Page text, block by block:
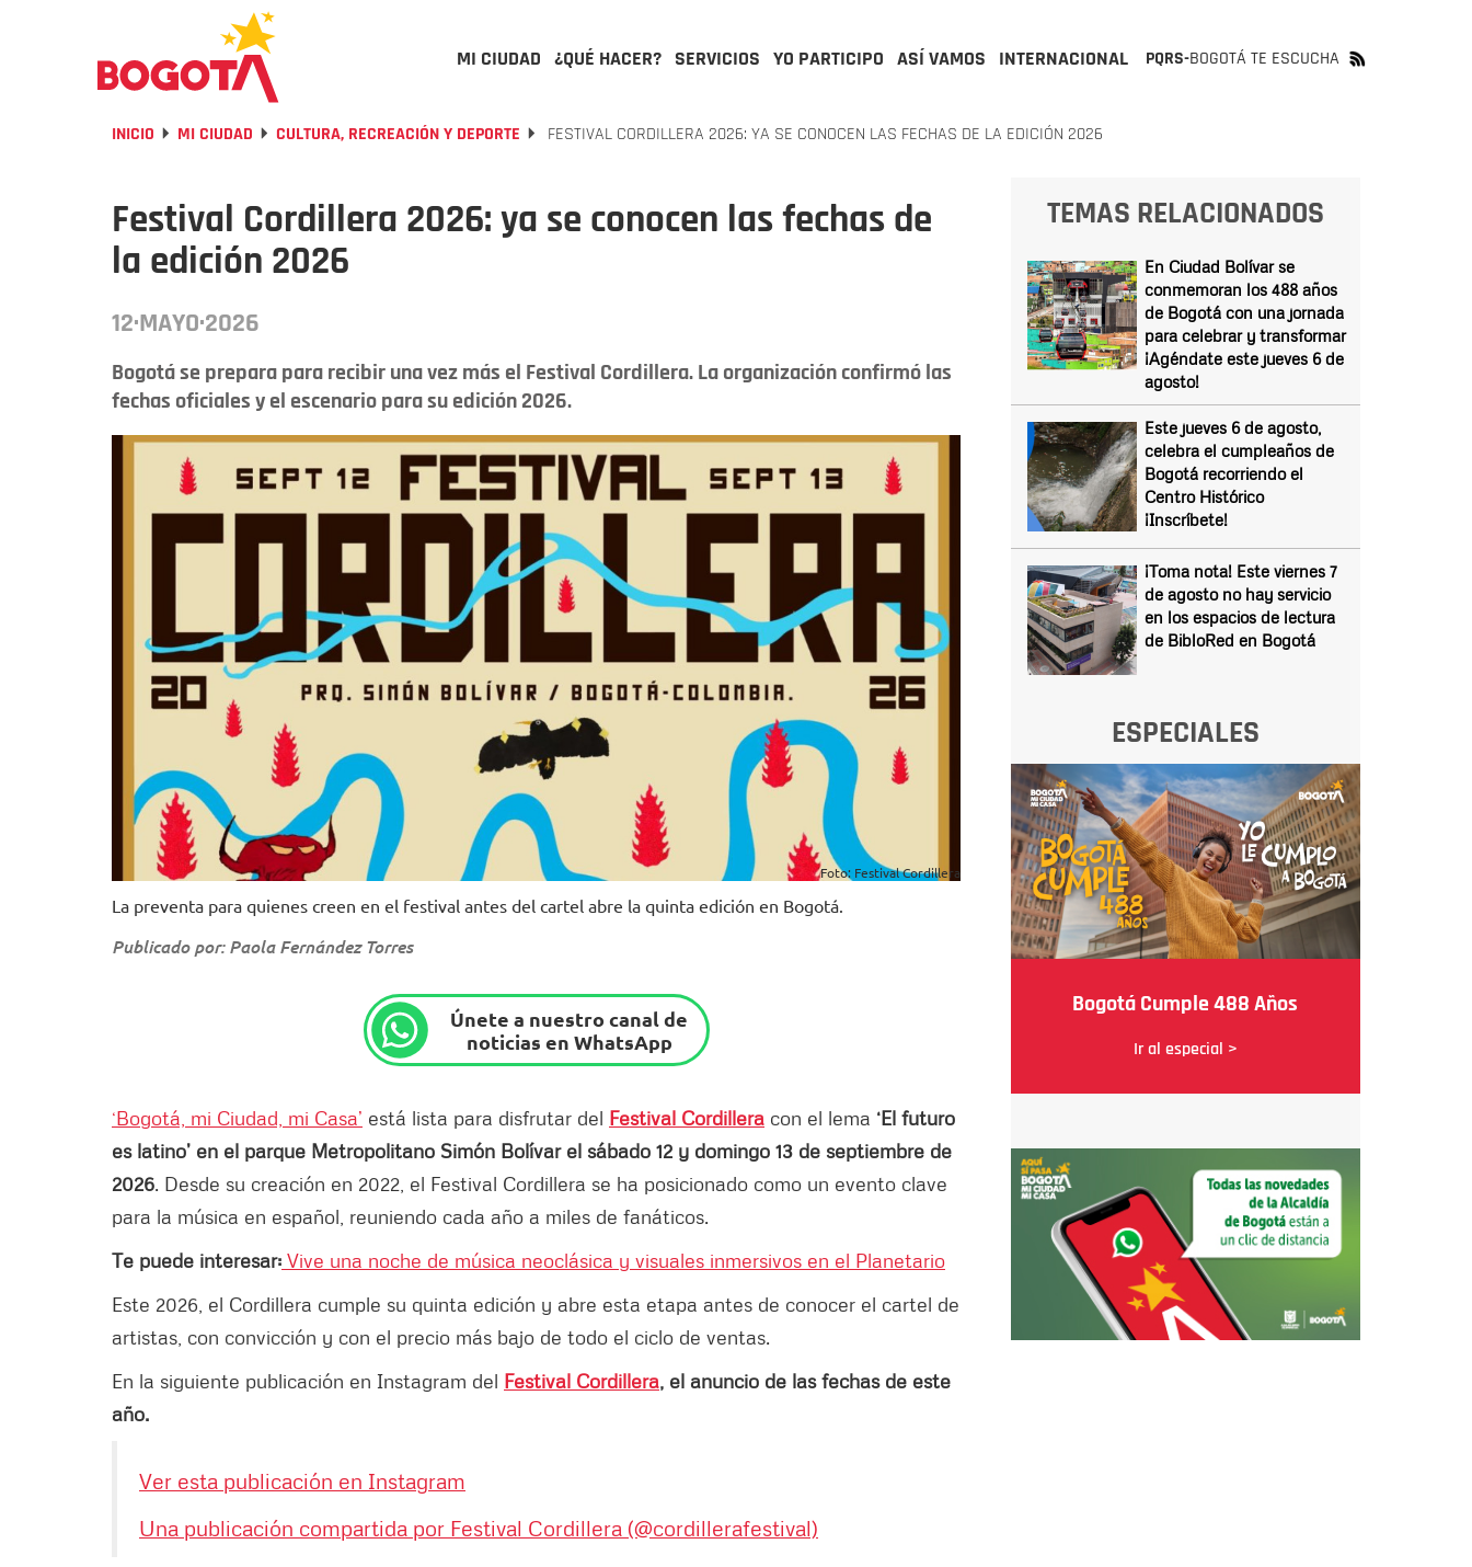
MI CIUDAD ¿QUÉ HACER? SERVICIOS YO PARTICIPO ASÍ VAMOS INTERNACIONAL PQRS-BOGOTÁ TE ESCUCHA
INICIO MI CIUDAD CULTURA, RECREACIÓN Y DEPORTE FESTIVAL CORDILLERA 2026: YA SE CONOCEN LAS FECHAS DE LA EDICIÓN 2026
Festival Cordillera 2026: ya se conocen las fechas de
la edición 2026
12·MAYO·2026
Bogotá se prepara para recibir una vez más el Festival Cordillera. La organización confirmó las
fechas oficiales y el escenario para su edición 2026.
Foto: Festival Cordillera
La preventa para quienes creen en el festival antes del cartel abre la quinta edición en Bogotá.
Publicado por: Paola Fernández Torres
Únete a nuestro canal de
noticias en WhatsApp
‘Bogotá, mi Ciudad, mi Casa’ está lista para disfrutar del Festival Cordillera con el lema ‘El futuro
es latino’ en el parque Metropolitano Simón Bolívar el sábado 12 y domingo 13 de septiembre de
2026. Desde su creación en 2022, el Festival Cordillera se ha posicionado como un evento clave
para la música en español, reuniendo cada año a miles de fanáticos.
Te puede interesar: Vive una noche de música neoclásica y visuales inmersivos en el Planetario
Este 2026, el Cordillera cumple su quinta edición y abre esta etapa antes de conocer el cartel de
artistas, con convicción y con el precio más bajo de todo el ciclo de ventas.
En la siguiente publicación en Instagram del Festival Cordillera, el anuncio de las fechas de este
año.
Ver esta publicación en Instagram
Una publicación compartida por Festival Cordillera (@cordillerafestival)
TEMAS RELACIONADOS
En Ciudad Bolívar se
conmemoran los 488 años
de Bogotá con una jornada
para celebrar y transformar
¡Agéndate este jueves 6 de
agosto!
Este jueves 6 de agosto,
celebra el cumpleaños de
Bogotá recorriendo el
Centro Histórico
¡Inscríbete!
¡Toma nota! Este viernes 7
de agosto no hay servicio
en los espacios de lectura
de BibloRed en Bogotá
ESPECIALES
Bogotá Cumple 488 Años
Ir al especial >